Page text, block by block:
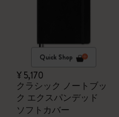
Quick Shop
¥ 5,170
クラシック ノートブッ
ク エクスパンデッド
ソフトカバー